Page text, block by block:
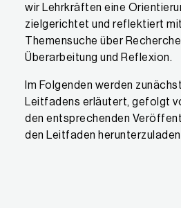
wir Lehrkräften eine
zielgerichtet und reflektiert
Themensuche über
Überarbeitung und Reflexion.
Im Folgenden werden
Leitfadens erläutert, gefolgt
den entsprechenden
den Leitfaden